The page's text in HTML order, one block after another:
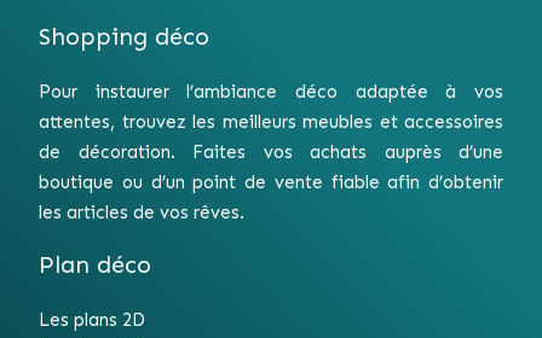
Shopping déco
Pour instaurer l’ambiance déco adaptée à vos
attentes, trouvez les meilleurs meubles et accessoires
de décoration. Faites vos achats auprès d’une
boutique ou d’un point de vente fiable afin d’obtenir
les articles de vos rêves.
Plan déco
Les plans 2D